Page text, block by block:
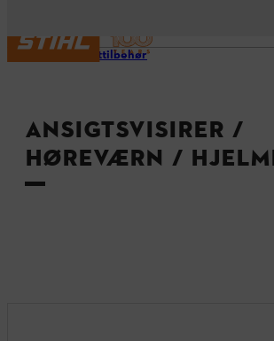
Produkttilbehør
ANSIGTSVISIRER /
HØREVÆRN /